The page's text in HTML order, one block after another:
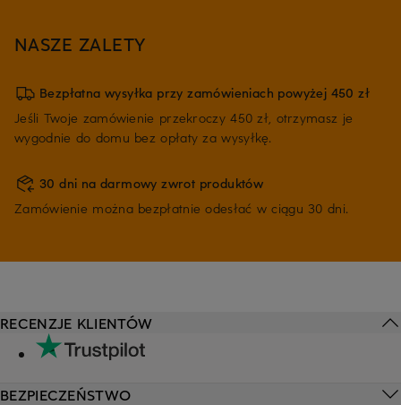
NASZE ZALETY
Bezpłatna wysyłka przy zamówieniach powyżej 450 zł
Jeśli Twoje zamówienie przekroczy 450 zł, otrzymasz je
wygodnie do domu bez opłaty za wysyłkę.
30 dni na darmowy zwrot produktów
Zamówienie można bezpłatnie odesłać w ciągu 30 dni.
RECENZJE KLIENTÓW
BEZPIECZEŃSTWO